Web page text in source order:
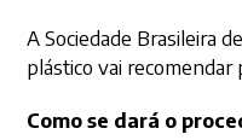
A Sociedade Brasileira
plástico vai recomendar
Como se dará o